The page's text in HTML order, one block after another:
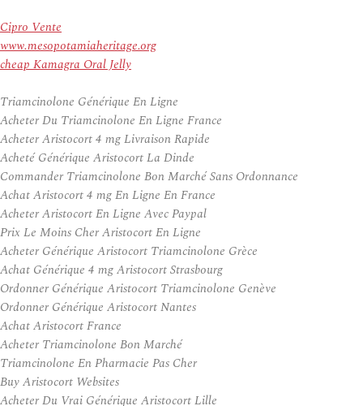
Cipro Vente
www.mesopotamiaheritage.org
cheap Kamagra Oral Jelly
Triamcinolone Générique En Ligne
Acheter Du Triamcinolone En Ligne France
Acheter Aristocort 4 mg Livraison Rapide
Acheté Générique Aristocort La Dinde
Commander Triamcinolone Bon Marché Sans Ordonnance
Achat Aristocort 4 mg En Ligne En France
Acheter Aristocort En Ligne Avec Paypal
Prix Le Moins Cher Aristocort En Ligne
Acheter Générique Aristocort Triamcinolone Grèce
Achat Générique 4 mg Aristocort Strasbourg
Ordonner Générique Aristocort Triamcinolone Genève
Ordonner Générique Aristocort Nantes
Achat Aristocort France
Acheter Triamcinolone Bon Marché
Triamcinolone En Pharmacie Pas Cher
Buy Aristocort Websites
Acheter Du Vrai Générique Aristocort Lille